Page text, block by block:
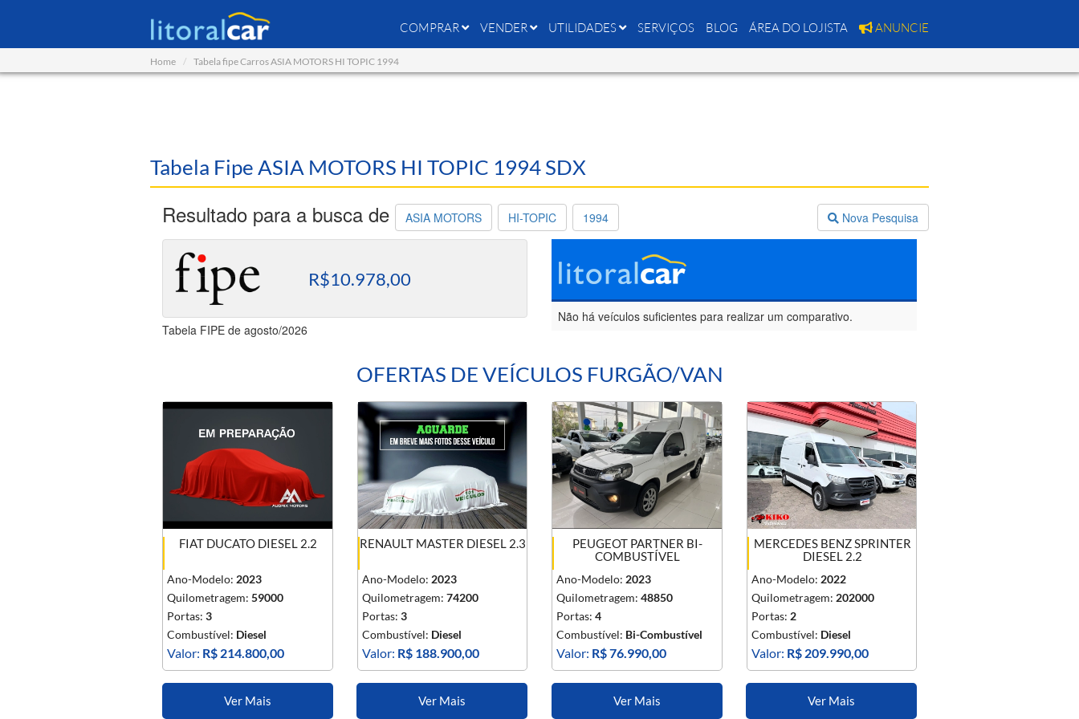
COMPRAR VENDER UTILIDADES SERVIÇOS BLOG ÁREA DO LOJISTA ANUNCIE
Home Tabela fipe Carros ASIA MOTORS HI TOPIC 1994
Tabela Fipe ASIA MOTORS HI TOPIC 1994 SDX
Resultado para a busca de ASIA MOTORS HI-TOPIC 1994 Nova Pesquisa
R$10.978,00
Tabela FIPE de agosto/2026
Não há veículos suficientes para realizar um comparativo.
OFERTAS DE VEÍCULOS FURGÃO/VAN
FIAT DUCATO DIESEL 2.2
Ano-Modelo: 2023
Quilometragem: 59000
Portas: 3
Combustível: Diesel
Valor: R$ 214.800,00
Ver Mais
RENAULT MASTER DIESEL 2.3
Ano-Modelo: 2023
Quilometragem: 74200
Portas: 3
Combustível: Diesel
Valor: R$ 188.900,00
Ver Mais
PEUGEOT PARTNER BI-
COMBUSTÍVEL
Ano-Modelo: 2023
Quilometragem: 48850
Portas: 4
Combustível: Bi-Combustível
Valor: R$ 76.990,00
Ver Mais
MERCEDES BENZ SPRINTER
DIESEL 2.2
Ano-Modelo: 2022
Quilometragem: 202000
Portas: 2
Combustível: Diesel
Valor: R$ 209.990,00
Ver Mais